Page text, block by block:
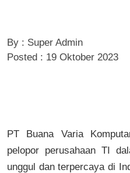
By : Super Admin
Posted : 19 Oktober 2023
PT Buana Varia
pelopor perusahaan TI
unggul dan terpercaya di